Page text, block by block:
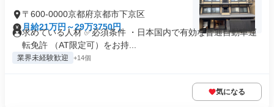
〒600-0000京都府京都市下京区
月給21万円～29万3750円
求めている人材 ✅必須条件 ・日本国内で有効な普通自動車運
転免許 （AT限定可）をお持...
業界未経験歓迎 +14個
気になる